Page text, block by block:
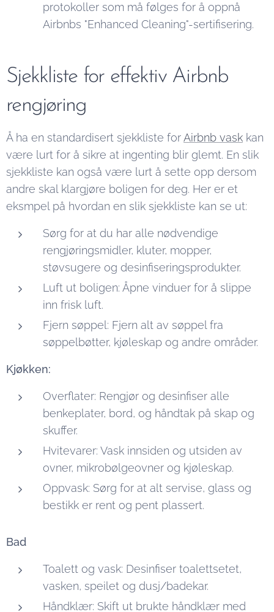
protokoller som må følges for å oppnå
Airbnbs "Enhanced Cleaning"-sertifisering.
Sjekkliste for effektiv Airbnb
rengjøring
Å ha en standardisert sjekkliste forAirbnb vask kan
være lurt for å sikre at ingenting blir glemt. En slik
sjekkliste kan også være lurt å sette opp dersom
andre skal klargjøre boligen for deg. Her er et
eksmpel på hvordan en slik sjekkliste kan se ut:
Sørg for at du har alle nødvendige
rengjøringsmidler, kluter, mopper,
støvsugere og desinfiseringsprodukter.
Luft ut boligen: Åpne vinduer for å slippe
inn frisk luft.
Fjern søppel: Fjern alt av søppel fra
søppelbøtter, kjøleskap og andre områder.
Kjøkken:
Overflater: Rengjør og desinfiser alle
benkeplater, bord, og håndtak på skap og
skuffer.
Hvitevarer: Vask innsiden og utsiden av
ovner, mikrobølgeovner og kjøleskap.
Oppvask: Sørg for at alt servise, glass og
bestikk er rent og pent plassert.
Bad
Toalett og vask: Desinfiser toalettsetet,
vasken, speilet og dusj/badekar.
Håndklær: Skift ut brukte håndklær med